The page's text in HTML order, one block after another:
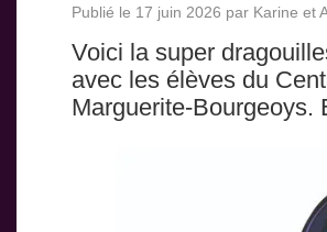
Publié le 17 juin 2026 par Karine et
Voici la super
avec les élèves du
Marguerite-Bourgeoys.